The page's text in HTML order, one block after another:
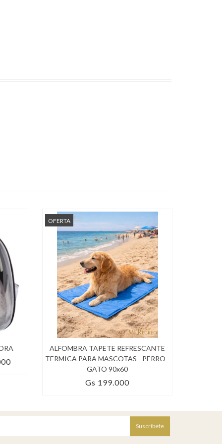
OFERTA
ALFOMBRA TAPETE REFRESCANTE
TERMICA PARA MASCOTAS - PERRO -
GATO 90x60
Gs 199.000
Suscríbete